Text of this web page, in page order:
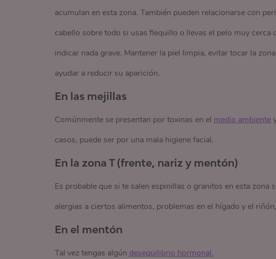
acumulan en esta zona. También pueden relacionarse con
cabello sobre todo si usas flequillo o llevas el pelo muy
indicar nada grave. Mantener la piel limpia, evitar tocar la
ayudar a reducir su aparición.
En las mejillas
Comúnmente se presentan por toxinas en el medio ambiente
casos, puede ser por una mala higiene facial.
En la zona T (frente, nariz y mentón)
Es probable que si te salen espinillas o granitos en esta
alergias a ciertos alimentos, problemas en el hígado y el
En el mentón
Tal vez tengas algún desequilibrio hormonal.